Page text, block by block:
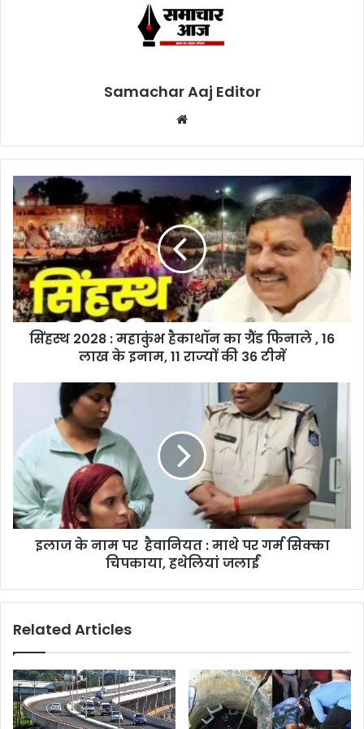
Samachar Aaj Editor
सिंहस्थ 2028 : महाकुंभ हैकाथॉन का ग्रैंड फिनाले , 16
लाख के इनाम, 11 राज्यों की 36 टीमें
इलाज के नाम पर हैवानियत : माथे पर गर्म सिक्का
चिपकाया, हथेलियां जलाईं
Related Articles